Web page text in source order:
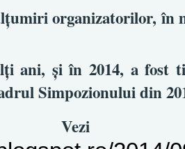
organizatorilor, în
ani, şi în 2014, a fost
Simpozionului din